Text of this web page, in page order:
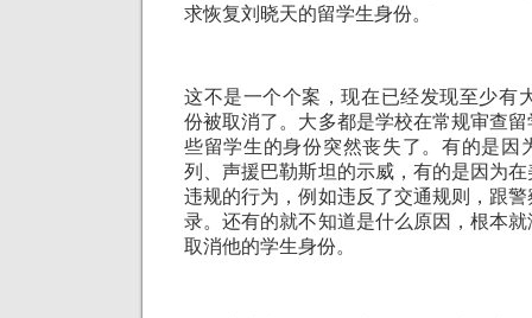
求恢复刘晓天的留学生身份。
这不是一个个案，现在已经发现至少有
份被取消了。大多都是学校在常规审查
些留学生的身份突然丧失了。有的是因
列、声援巴勒斯坦的示威，有的是因为
违规的行为，例如违反了交通规则，跟
录。还有的就不知道是什么原因，根本
取消他的学生身份。